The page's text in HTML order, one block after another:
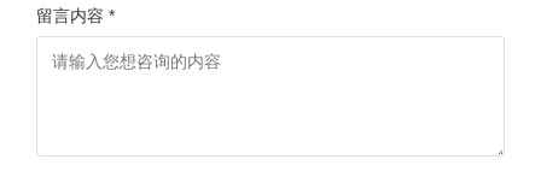
留言内容 *